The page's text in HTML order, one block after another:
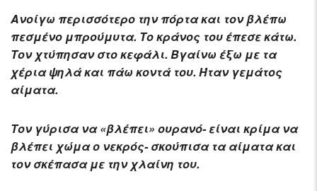
Ανοίγω περισσότερο την πόρτα και τον βλέπω
πεσμένο μπρούμυτα. Το κράνος του έπεσε κάτω.
Τον χτύπησαν στο κεφάλι. Βγαίνω έξω με τα
χέρια ψηλά και πάω κοντά του. Ήταν γεμάτος
αίματα.
Τον γύρισα να «βλέπει» ουρανό- είναι κρίμα να
βλέπει χώμα ο νεκρός- σκούπισα τα αίματα και
τον σκέπασα με την χλαίνη του.